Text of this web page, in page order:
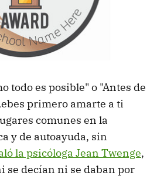
todo es posible" o "Antes de
primero amarte a ti
comunes en la
y de autoayuda, sin
la psicóloga Jean Twenge,
se decían ni se daban por